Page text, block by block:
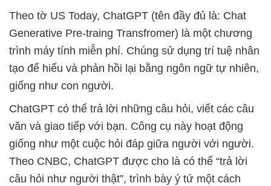
Theo tờ US Today, ChatGPT (tên đầy đủ là: Chat
Generative Pre-traing Transfromer) là một chương
trình máy tính miễn phí. Chúng sử dụng trí tuệ nhân
tạo để hiểu và phản hồi lại bằng ngôn ngữ tự nhiên,
giống như con người.
ChatGPT có thể trả lời những câu hỏi, viết các câu
văn và giao tiếp với bạn. Công cụ này hoạt động
giống như một cuộc hỏi đáp giữa người với người.
Theo CNBC, ChatGPT được cho là có thể “trả lời
câu hỏi như người thật”, trình bày ý tứ một cách